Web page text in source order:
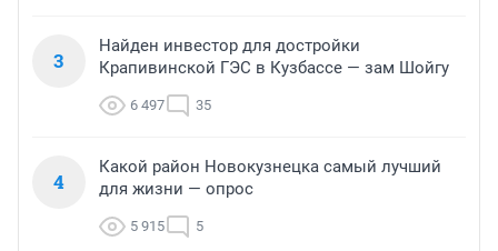
3
Найден инвестор для достройки
Крапивинской ГЭС в Кузбассе — зам Шойгу
6 497 35
4
Какой район Новокузнецка самый лучший
для жизни — опрос
5 915 5